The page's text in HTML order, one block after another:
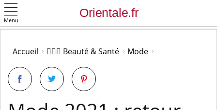
Menu
Accueil 👩🏻‍⚕️ Beauté & Santé Mode